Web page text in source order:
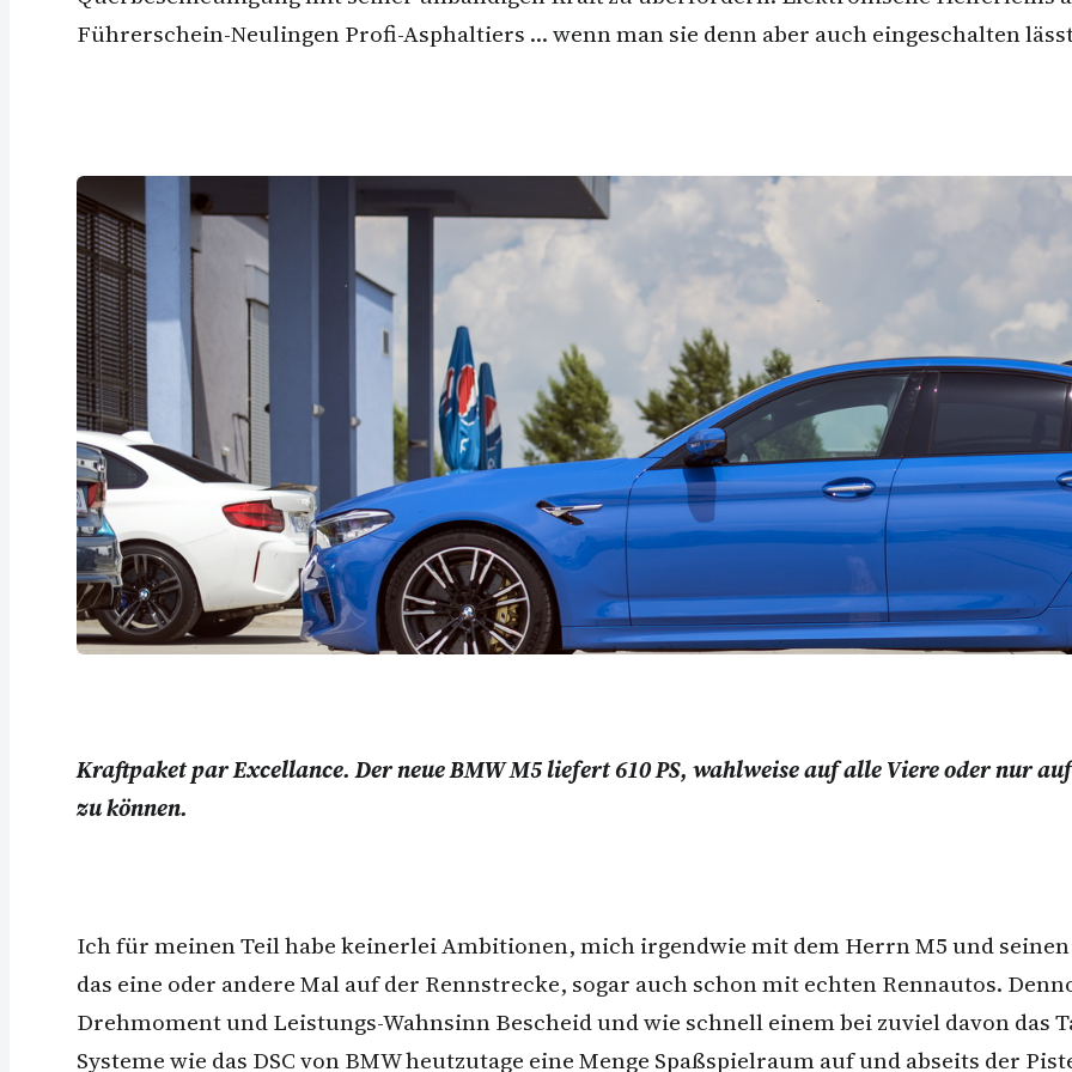
Führerschein-Neulingen Profi-Asphaltiers … wenn man sie denn aber auch eingeschalten
Kraftpaket par Excellance. Der neue BMW M5 liefert 610 PS, wahlweise auf alle Viere oder nur
zu können.
Ich für meinen Teil habe keinerlei Ambitionen, mich irgendwie mit dem Herrn M5 und
das eine oder andere Mal auf der Rennstrecke, sogar auch schon mit echten Rennautos.
Drehmoment und Leistungs-Wahnsinn Bescheid und wie schnell einem bei zuviel davon das
Systeme wie das DSC von BMW heutzutage eine Menge Spaßspielraum auf und abseits der